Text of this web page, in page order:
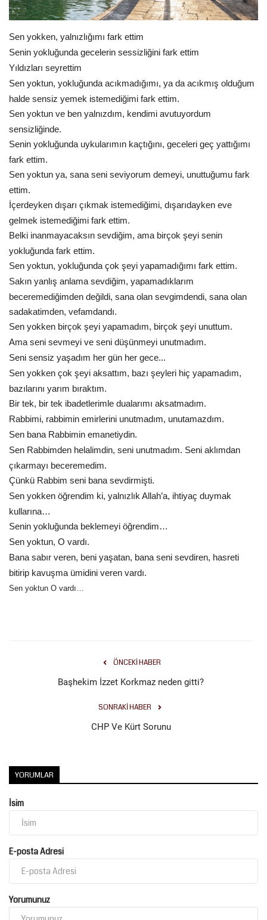
Gündem
Tekno Bilim
Ekonomi
Galeriler
Siyaset
Künye
Yaşam
Sağlık
İletişim
Kültür Sanat
Sen yokken, yalnızlığımı fark ettim
Senin yokluğunda gecelerin sessizliğini fark ettim
Yıldızları seyrettim
Sen yoktun, yokluğunda acıkmadığımı, ya da acıkmış olduğum
halde sensiz yemek istemediğimi fark ettim.
Sen yoktun ve ben yalnızdım, kendimi avutuyordum
sensizliğinde.
Senin yokluğunda uykularımın kaçtığını, geceleri geç yattığımı
fark ettim.
Sen yoktun ya, sana seni seviyorum demeyi, unuttuğumu fark
ettim.
İçerdeyken dışarı çıkmak istemediğimi, dışarıdayken eve
gelmek istemediğimi fark ettim.
Belki inanmayacaksın sevdiğim, ama birçok şeyi senin
yokluğunda fark ettim.
Sen yoktun, yokluğunda çok şeyi yapamadığımı fark ettim.
Sakın yanlış anlama sevdiğim, yapamadıklarım
beceremediğimden değildi, sana olan sevgimdendi, sana olan
sadakatimden, vefamdandı.
Sen yokken birçok şeyi yapamadım, birçok şeyi unuttum.
Ama seni sevmeyi ve seni düşünmeyi unutmadım.
Seni sensiz yaşadım her gün her gece...
Sen yokken çok şeyi aksattım, bazı şeyleri hiç yapamadım,
bazılarını yarım bıraktım.
Bir tek, bir tek ibadetlerimle dualarımı aksatmadım.
Rabbimi, rabbimin emirlerini unutmadım, unutamazdım.
Sen bana Rabbimin emanetiydin.
Sen Rabbimden helalimdin, seni unutmadım. Seni aklımdan
çıkarmayı beceremedim.
Çünkü Rabbim seni bana sevdirmişti.
Sen yokken öğrendim ki, yalnızlık Allah’a, ihtiyaç duymak
kullarına…
Senin yokluğunda beklemeyi öğrendim…
Sen yoktun, O vardı.
Bana sabır veren, beni yaşatan, bana seni sevdiren, hasreti
bitirip kavuşma ümidini veren vardı.
Sen yoktun O vardı…
ÖNCEKI HABER
Başhekim İzzet Korkmaz neden gitti?
SONRAKI HABER
CHP Ve Kürt Sorunu
YORUMLAR
İsim
E-posta Adresi
Yorumunuz